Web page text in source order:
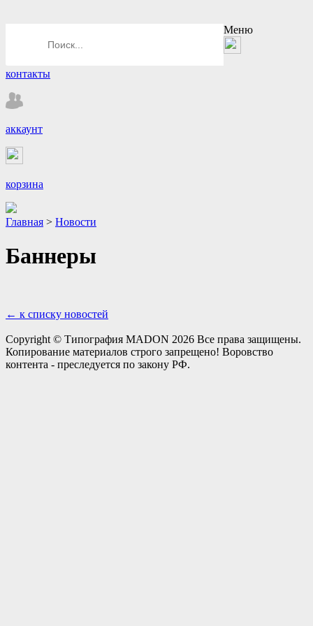
Меню
контакты
аккаунт
корзина
Главная > Новости
Баннеры
← к списку новостей
Copyright © Типография MADON 2026 Все права защищены.
Копирование материалов строго запрещено! Воровство
контента - преследуется по закону РФ.